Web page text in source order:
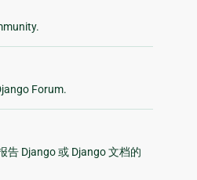
Forum.
告 Django 或 Django 文档的